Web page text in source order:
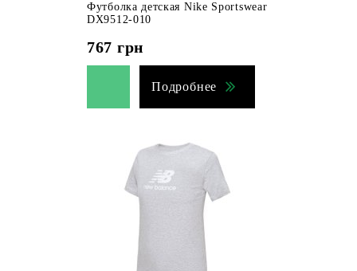
Футболка детская Nike Sportswear
DX9512-010
767 грн
Подробнее